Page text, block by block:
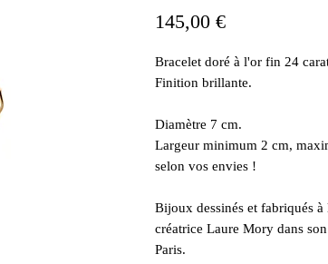
145,00 €Prix
Bracelet doré à l'or fin 24
Finition brillante.
Diamètre 7 cm.
Largeur minimum 2 cm,
selon vos envies !
Bijoux dessinés et fabriqués à
créatrice Laure Mory dans
Paris.